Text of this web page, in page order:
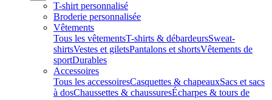
T-shirt personnalisé
Broderie personnalisée
Vêtements
Tous les vêtementsT-shirts & débardeursSweat-
shirtsVestes et giletsPantalons et shortsVêtements de
sportDurables
Accessoires
Tous les accessoiresCasquettes & chapeauxSacs et sacs
à dosChaussettes & chaussuresÉcharpes & tours de